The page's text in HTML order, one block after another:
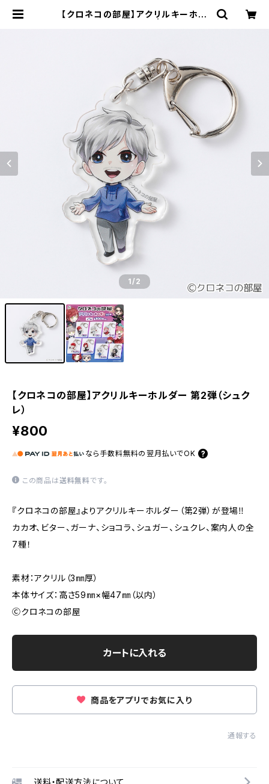
【クロネコの部屋】アクリルキーホル
1/2
【クロネコの部屋】アクリルキーホルダー 第2弾（シュク
レ）
¥800
なら 手数料無料の 翌月払いでOK
この商品は送料無料です。
『クロネコの部屋』よりアクリルキーホルダー（第2弾）が登場‼
カカオ、ビター、ガーナ、ショコラ、シュガー、シュクレ、案内人の全
7種！
素材：アクリル（3㎜厚）
本体サイズ：高さ59㎜×幅47㎜（以内）
Ⓒクロネコの部屋
カートに入れる
商品をアプリでお気に入り
通報する
送料・配送方法について